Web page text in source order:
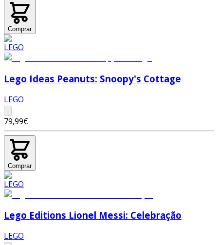
Comprar
Lego Ideas Peanuts: Snoopy's Cottage
LEGO
79,99€
Comprar
Lego Editions Lionel Messi: Celebração
LEGO